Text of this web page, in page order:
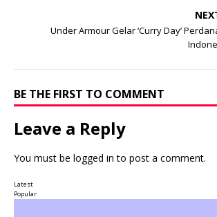
Under Armour Gelar ‘Curry Day’
BE THE FIRST TO COMMENT
Leave a Reply
You must be logged in to post a comment.
Latest
Popular